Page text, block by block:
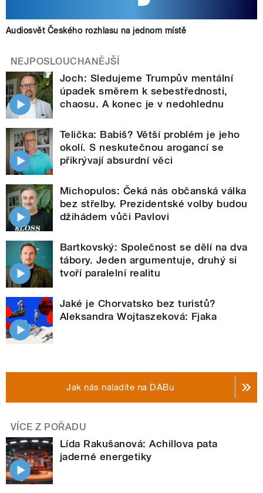
Audiosvět Českého rozhlasu na jednom místě
NEJPOSLOUCHANĚJŠÍ
Joch: Sledujeme Trumpův mentální
úpadek směrem k sebestřednosti,
chaosu. A konec je v nedohlednu
Telička: Babiš? Větší problém je jeho
okolí. S neskutečnou arogancí se
přikrývají absurdní věci
Michopulos: Čeká nás občanská válka
bez střelby. Prezidentské volby budou
džihádem vůči Pavlovi
Bartkovský: Společnost se dělí na dva
tábory. Jeden argumentuje, druhý si
tvoří paralelní realitu
Jaké je Chorvatsko bez turistů?
Aleksandra Wojtaszeková: Fjaka
Jak nás naladíte na DABu
VÍCE Z POŘADU
Lída Rakušanová: Achillova pata
jaderné energetiky